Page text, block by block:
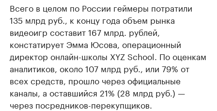
Всего в целом по России геймеры потратили
135 млрд руб., к концу года объем рынка
видеоигр составит 167 млрд. рублей,
констатирует Эмма Юсова, операционный
директор онлайн-школы XYZ School. По оценкам
аналитиков, около 107 млрд руб., или 79% от
всех средств, прошло через официальные
каналы, а оставшийся 21% (28 млрд руб.) —
через посредников-перекупщиков.